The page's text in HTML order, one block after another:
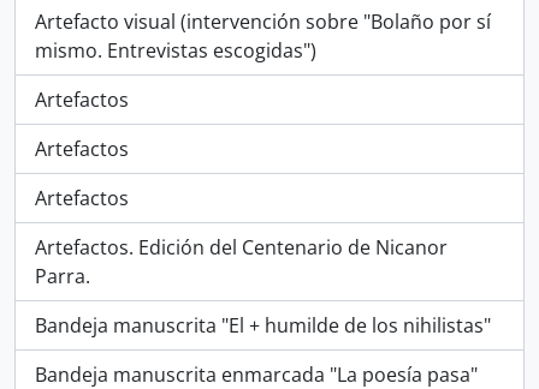
Artefacto visual (intervención sobre "Bolaño por sí
mismo. Entrevistas escogidas")
Artefactos
Artefactos
Artefactos
Artefactos. Edición del Centenario de Nicanor
Parra.
Bandeja manuscrita "El + humilde de los nihilistas"
Bandeja manuscrita enmarcada "La poesía pasa"